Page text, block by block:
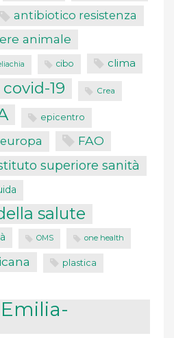
antibiotico resistenza
animale
cibo clima
covid-19 Crea
epicentro
europa FAO
superiore sanità
salute
OMS one health
plastica